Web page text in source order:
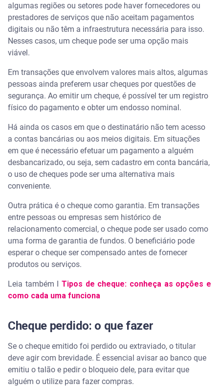
algumas regiões ou setores pode haver fornecedores ou
prestadores de serviços que não aceitam pagamentos
digitais ou não têm a infraestrutura necessária para isso.
Nesses casos, um cheque pode ser uma opção mais
viável.
Em transações que envolvem valores mais altos, algumas
pessoas ainda preferem usar cheques por questões de
segurança. Ao emitir um cheque, é possível ter um registro
físico do pagamento e obter um endosso nominal.
Há ainda os casos em que o destinatário não tem acesso
a contas bancárias ou aos meios digitais. Em situações
em que é necessário efetuar um pagamento a alguém
desbancarizado, ou seja, sem cadastro em conta bancária,
o uso de cheques pode ser uma alternativa mais
conveniente.
Outra prática é o cheque como garantia. Em transações
entre pessoas ou empresas sem histórico de
relacionamento comercial, o cheque pode ser usado como
uma forma de garantia de fundos. O beneficiário pode
esperar o cheque ser compensado antes de fornecer
produtos ou serviços.
Leia também I Tipos de cheque: conheça as opções e
como cada uma funciona
Cheque perdido: o que fazer
Se o cheque emitido foi perdido ou extraviado, o titular
deve agir com brevidade. É essencial avisar ao banco que
emitiu o talão e pedir o bloqueio dele, para evitar que
alguém o utilize para fazer compras.